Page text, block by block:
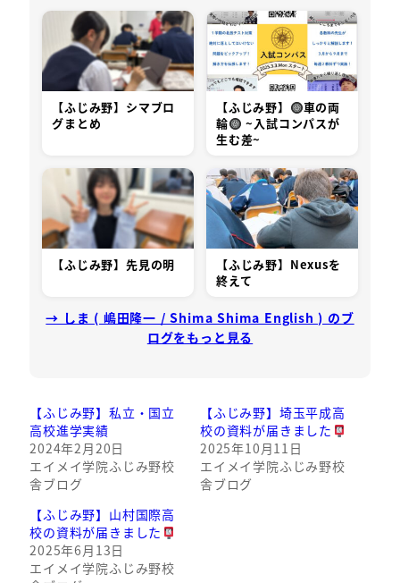
【ふじみ野】シマブロ
グまとめ
【ふじみ野】
車の両
輪
~入試コンパスが
生む差~
【ふじみ野】先見の明
【ふじみ野】Nexusを
終えて
→ しま ( 嶋田隆一 / Shima Shima English ) のブ
ログをもっと見る
【ふじみ野】私立・国立
高校進学実績
2024年2月20日
エイメイ学院ふじみ野校
舎ブログ
【ふじみ野】埼玉平成高
校の資料が届きました
2025年10月11日
エイメイ学院ふじみ野校
舎ブログ
【ふじみ野】山村国際高
校の資料が届きました
2025年6月13日
エイメイ学院ふじみ野校